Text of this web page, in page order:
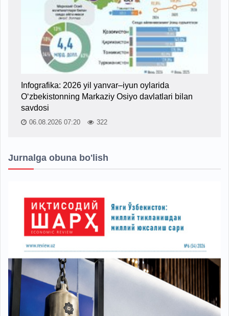
Infografika: 2026 yil yanvar–iyun oylarida
O‘zbekistonning Markaziy Osiyo davlatlari bilan
savdosi
06.08.2026 07:20 322
Jurnalga obuna bo'lish